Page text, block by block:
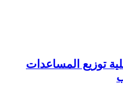
توزيع المساعدات